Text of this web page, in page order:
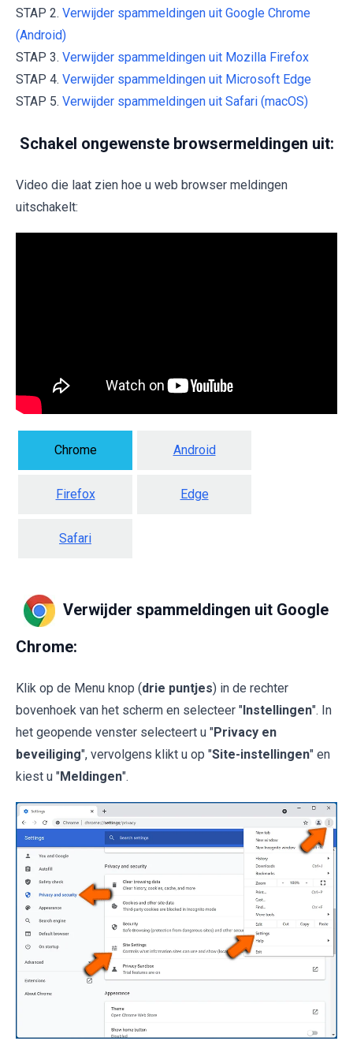
STAP 2. Verwijder spammeldingen uit Google Chrome
(Android)
STAP 3. Verwijder spammeldingen uit Mozilla Firefox
STAP 4. Verwijder spammeldingen uit Microsoft Edge
STAP 5. Verwijder spammeldingen uit Safari (macOS)
Schakel ongewenste browsermeldingen uit:
Video die laat zien hoe u web browser meldingen
uitschakelt:
Chrome Android
Firefox Edge
Safari
Verwijder spammeldingen uit Google
Chrome:
Klik op de Menu knop (drie puntjes) in de rechter
bovenhoek van het scherm en selecteer "Instellingen". In
het geopende venster selecteert u "Privacy en
beveiliging", vervolgens klikt u op "Site-instellingen" en
kiest u "Meldingen".